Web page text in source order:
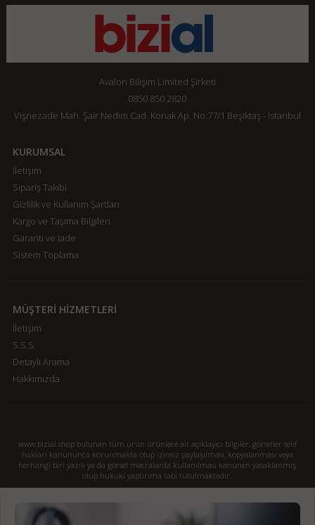
Avalon Bilişim Limited Şirketi
0850 850 2820
Vişnezade Mah. Şair Nedim Cad. Konak Ap. No:77/1 Beşiktaş - İstanbul
KURUMSAL
İletişim
Sipariş Takibi
Gizlilik ve Kullanım Şartları
Kargo ve Taşıma Bilgileri
Garanti ve İade
Sistem Toplama
MÜŞTERİ HİZMETLERİ
İletişim
S.S.S.
Detaylı Arama
Hakkımızda
www.bizial.shop bulunan tüm ürün ürünlere ait açıklayıcı bilgiler, görseller telif
hakları kanununca korunmakta olup izinsiz paylaşılması, kopyalanması veya
herhangi biri yazılı ya da görsel mecralarda kullanılması kanunen yasaklanmış
olup hukuki yaptırıma tabi tutulmaktadır.